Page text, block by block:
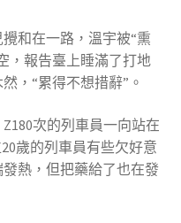
和在一路，溫宇被“熏
，報告臺上睡滿了打地
，“累得不想措辭”。
次的列車員一向站在
歲的列車員有些欠好意
熱，但把藥給了也在發